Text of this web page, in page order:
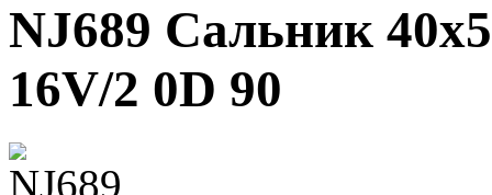
NJ689 Сальник
16V/2 0D 90